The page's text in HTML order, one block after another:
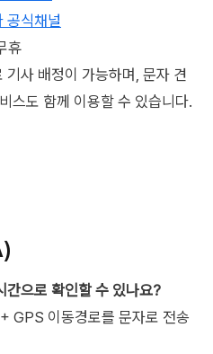
공식채널
휴
기사 배정이 가능하며, 문자 견
스도 함께 이용할 수 있습니다.
간으로 확인할 수 있나요?
GPS 이동경로를 문자로 전송